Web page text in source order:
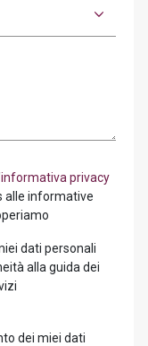
informativa privacy
alle informative
dati personali
alla guida dei
dei miei dati